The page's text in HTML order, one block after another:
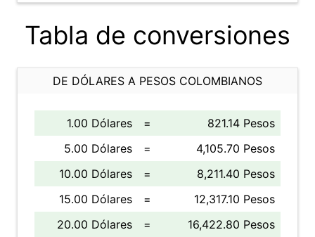
Tabla de conversiones
DE DÓLARES A PESOS COLOMBIANOS
1.00 Dólares =
821.14 Pesos
5.00 Dólares
=
4,105.70 Pesos
10.00 Dólares
=
8,211.40 Pesos
15.00 Dólares
=
12,317.10 Pesos
20.00 Dólares
=
16,422.80 Pesos